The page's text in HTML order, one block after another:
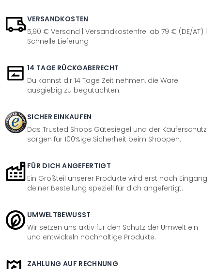
VERSANDKOSTEN
5,90 € Versand | Versandkostenfrei ab 79 € (DE/AT) |
Schnelle Lieferung
14 TAGE RÜCKGABERECHT
Du kannst dir 14 Tage Zeit nehmen, die Ware
ausgiebig zu begutachten.
SICHER EINKAUFEN
Das Trusted Shops Gütesiegel und der Käuferschutz
sorgen für 100%ige Sicherheit beim Shoppen.
FÜR DICH ANGEFERTIGT
Ein Großteil unserer Produkte wird erst nach Eingang
deiner Bestellung speziell für dich angefertigt.
UMWELTBEWUSST
Wir setzen uns aktiv für den Schutz der Umwelt ein
und entwickeln nachhaltige Produkte.
ZAHLUNG AUF RECHNUNG